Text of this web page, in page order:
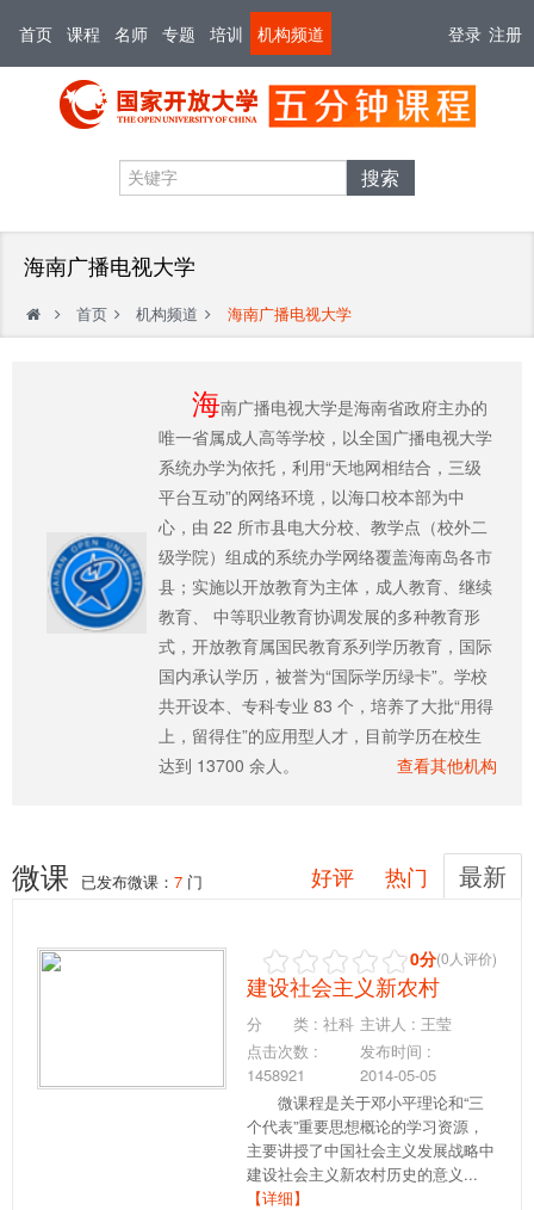
登录 注册
首页 课程 名师 专题 培训 机构频道
搜索
海南广播电视大学
首页 机构频道 海南广播电视大学
海南广播电视大学是海南省政府主办的
唯一省属成人高等学校，以全国广播电视大学
系统办学为依托，利用“天地网相结合，三级
平台互动”的网络环境，以海口校本部为中
心，由 22 所市县电大分校、教学点（校外二
级学院）组成的系统办学网络覆盖海南岛各市
县；实施以开放教育为主体，成人教育、继续
教育、 中等职业教育协调发展的多种教育形
式，开放教育属国民教育系列学历教育，国际
国内承认学历，被誉为“国际学历绿卡”。学校
共开设本、专科专业 83 个，培养了大批“用得
上，留得住”的应用型人才，目前学历在校生
达到 13700 余人。
查看其他机构
微课 已发布微课： 7 门 最新
热门
好评
(0人评价)
0分
建设社会主义新农村
分 类 : 社科 主讲人 : 王莹
点击次数 :
1458921
发布时间 :
2014-05-05
微课程是关于邓小平理论和“三
个代表”重要思想概论的学习资源，
主要讲授了中国社会主义发展战略中
建设社会主义新农村历史的意义...
【详细】